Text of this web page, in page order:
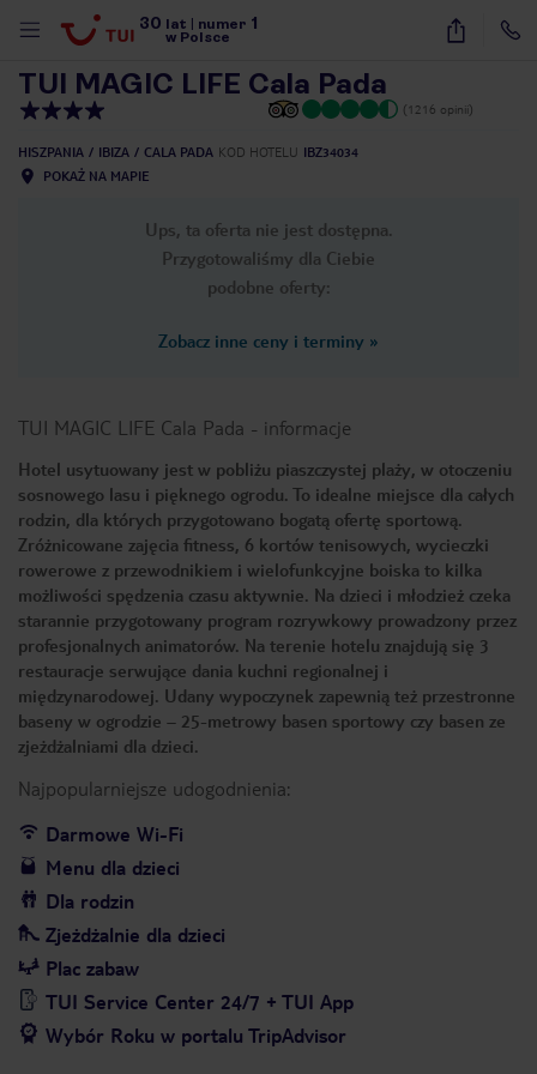
30 lat numer 1
w Polsce
34
TUI MAGIC LIFE Cala Pada
(1216 opinii)
HISZPANIA IBIZA CALA PADA KOD HOTELU IBZ34034
POKAŻ NA MAPIE
Ups, ta oferta nie jest dostępna.
Przygotowaliśmy dla Ciebie
podobne oferty:
Zobacz inne ceny i terminy »
TUI MAGIC LIFE Cala Pada - informacje
Hotel usytuowany jest w pobliżu piaszczystej plaży, w otoczeniu
sosnowego lasu i pięknego ogrodu. To idealne miejsce dla całych
rodzin, dla których przygotowano bogatą ofertę sportową.
Zróżnicowane zajęcia fitness, 6 kortów tenisowych, wycieczki
rowerowe z przewodnikiem i wielofunkcyjne boiska to kilka
możliwości spędzenia czasu aktywnie. Na dzieci i młodzież czeka
starannie przygotowany program rozrywkowy prowadzony przez
profesjonalnych animatorów. Na terenie hotelu znajdują się 3
restauracje serwujące dania kuchni regionalnej i
międzynarodowej. Udany wypoczynek zapewnią też przestronne
baseny w ogrodzie – 25-metrowy basen sportowy czy basen ze
zjeżdżalniami dla dzieci.
Najpopularniejsze udogodnienia:
Darmowe Wi-Fi
Menu dla dzieci
Dla rodzin
Zjeżdżalnie dla dzieci
Plac zabaw
TUI Service Center 24/7 + TUI App
Wybór Roku w portalu TripAdvisor